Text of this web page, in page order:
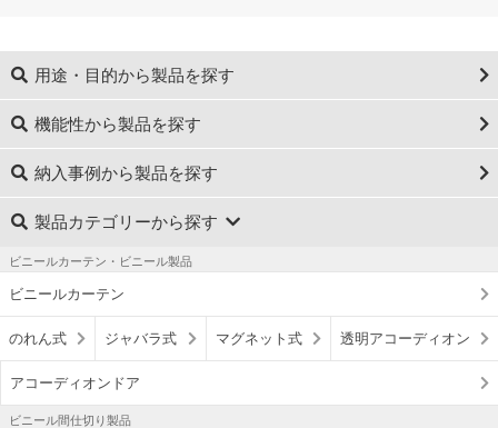
用途・目的から製品を探す
機能性から製品を探す
納入事例から製品を探す
製品カテゴリーから探す
ビニールカーテン・ビニール製品
ビニールカーテン
のれん式 ジャバラ式 マグネット式 透明アコーディオン
アコーディオンドア
ビニール間仕切り製品